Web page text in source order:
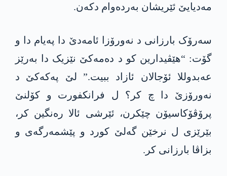
مەدیایێ ئێریشان بەردەوام دکه‌ن.
سەرۆک بارزانی د نەورۆزا ئامەدێ دا پەیام دا و
گۆت: “هێڤیدارین کو د دەمەکێ نێزیک دا بەرێز
عه‌بدوللا ئۆجالان ئازاد ببیت.” لێ په‌كه‌كێ د
نەورۆزێ دا چ کر؟ ل فرانکفورت و کۆلنێ
پرۆڤۆکاسیۆن چێکرن، ئێرشی ئالا رەنگین کر،
بێرێزی ل نرخێن گەلێ کورد و پێشمەرگەی و
بزاڤا بارزانی کر.